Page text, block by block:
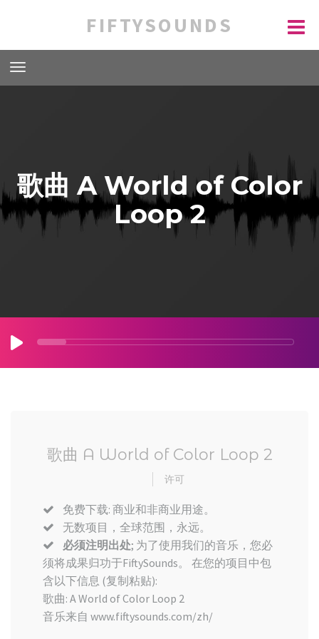
FIFTYSOUNDS
歌曲 A World of Color
Loop 2
歌曲 A World of Color Loop 2
许可
免费下载: 商业和非商业用途。
无数项目，全球范围，永远。
必须注明出处; 为了使用我们的音乐，您必
须将成果归功于FiftySounds。 在您的项目中包
含以下信息 (复制粘贴):
歌曲: A World of Color Loop 2
音乐来自 www.fiftysounds.com/zh/